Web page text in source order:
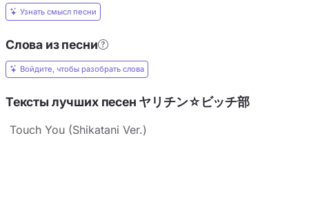
Узнать смысл песни
Слова из песни
Войдите, чтобы разобрать слова
Тексты лучших песен ヤリチン☆ビッチ部
Touch You (Shikatani Ver.)